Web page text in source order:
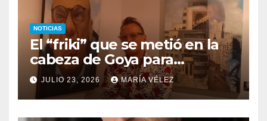
NOTICIAS
El “friki” que se metió en la
cabeza de Goya para
descubrir qué esconden sus
monstruos
JULIO 23, 2026 MARÍA VÉLEZ